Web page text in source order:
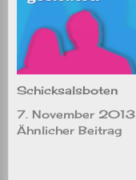
Schicksalsboten
7. November 2013
Ähnlicher Beitrag